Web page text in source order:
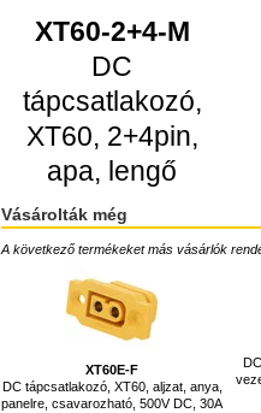
XT60-2+4-M
DC
tápcsatlakozó,
XT60, 2+4pin,
apa, lengő
Vásárolták még
A következő termékeket más vásárlók
XT60E-F
DC tápcsatlakozó, XT60, aljzat, anya,
panelre, csavarozható, 500V DC, 30A